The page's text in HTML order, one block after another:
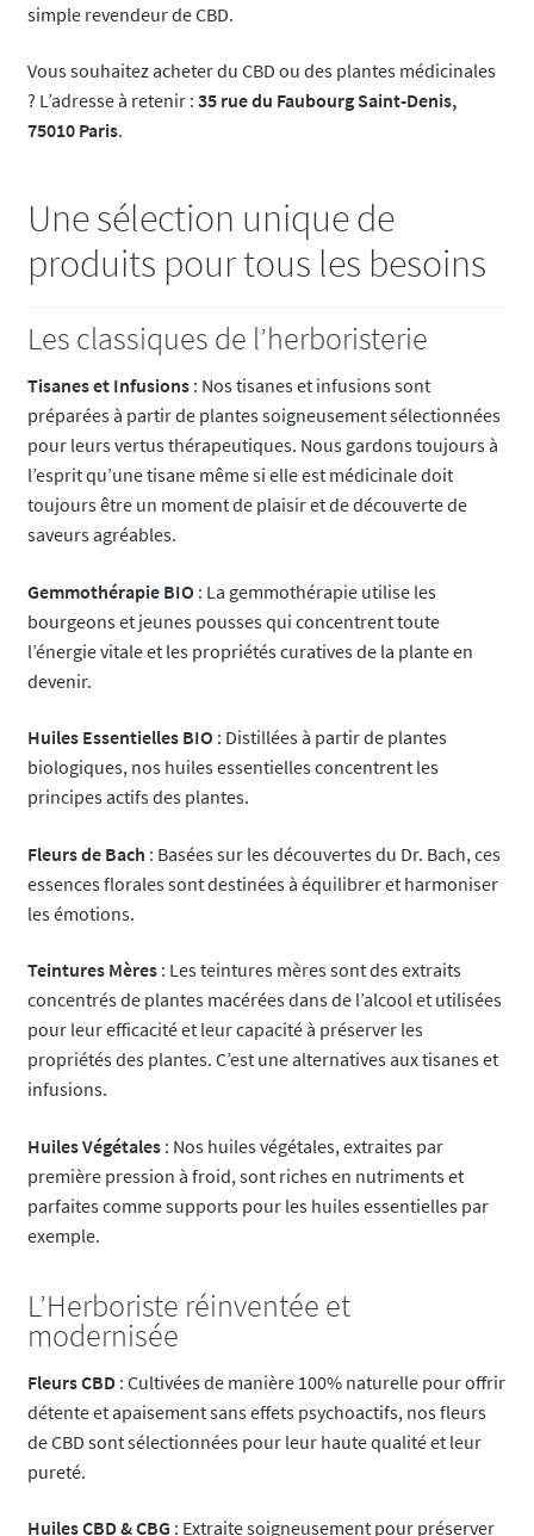
simple revendeur de CBD.
Vous souhaitez acheter du CBD ou des plantes médicinales
? L’adresse à retenir : 35 rue du Faubourg Saint-Denis,
75010 Paris.
Une sélection unique de
produits pour tous les besoins
Les classiques de l’herboristerie
Tisanes et Infusions: Nos tisanes et infusions sont
préparées à partir de plantes soigneusement sélectionnées
pour leurs vertus thérapeutiques. Nous gardons toujours à
l’esprit qu’une tisane même si elle est médicinale doit
toujours être un moment de plaisir et de découverte de
saveurs agréables.
Gemmothérapie BIO : La gemmothérapie utilise les
bourgeons et jeunes pousses qui concentrent toute
l’énergie vitale et les propriétés curatives de la plante en
devenir.
Huiles Essentielles BIO : Distillées à partir de plantes
biologiques, nos huiles essentielles concentrent les
principes actifs des plantes.
Fleurs de Bach : Basées sur les découvertes du Dr. Bach, ces
essences florales sont destinées à équilibrer et harmoniser
les émotions.
Teintures Mères: Les teintures mères sont des extraits
concentrés de plantes macérées dans de l’alcool et utilisées
pour leur efficacité et leur capacité à préserver les
propriétés des plantes. C’est une alternatives aux tisanes et
infusions.
Huiles Végétales: Nos huiles végétales, extraites par
première pression à froid, sont riches en nutriments et
parfaites comme supports pour les huiles essentielles par
exemple.
L’Herboriste réinventée et
modernisée
Fleurs CBD: Cultivées de manière 100% naturelle pour offrir
détente et apaisement sans effets psychoactifs, nos fleurs
de CBD sont sélectionnées pour leur haute qualité et leur
pureté.
Huiles CBD & CBG : Extraite soigneusement pour préserver